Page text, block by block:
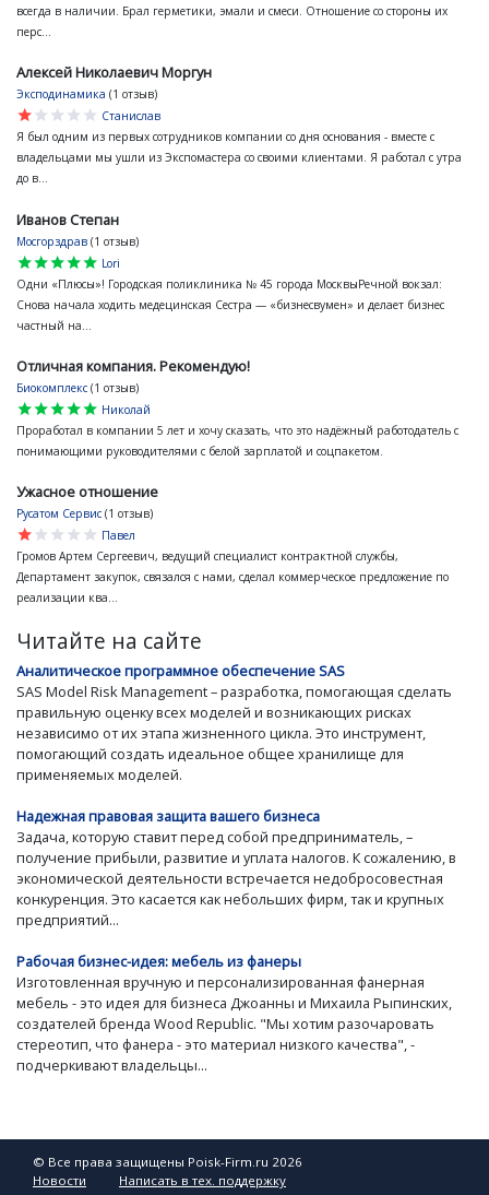
всегда в наличии. Брал герметики, эмали и смеси. Отношение со стороны их
перс...
Алексей Николаевич Моргун
Эксподинамика (1 отзыв)
star
star
star
star
star
Станислав
Я был одним из первых сотрудников компании со дня основания - вместе с
владельцами мы ушли из Экспомастера со своими клиентами. Я работал с утра
до в...
Иванов Степан
Мосгорздрав (1 отзыв)
star
star
star
star
star
Lori
Одни «Плюсы»! Городская поликлиника № 45 города МосквыРечной вокзал:
Снова начала ходить медецинская Сестра — «бизнесвумен» и делает бизнес
частный на...
Отличная компания. Рекомендую!
Биокомплекс (1 отзыв)
star
star
star
star
star
Николай
Проработал в компании 5 лет и хочу сказать, что это надёжный работодатель с
понимающими руководителями с белой зарплатой и соцпакетом.
Ужасное отношение
Русатом Сервис (1 отзыв)
star
star
star
star
star
Павел
Громов Артем Сергеевич, ведущий специалист контрактной службы,
Департамент закупок, связался с нами, сделал коммерческое предложение по
реализации ква...
Читайте на сайте
Аналитическое программное обеспечение SAS
SAS Model Risk Management – разработка, помогающая сделать
правильную оценку всех моделей и возникающих рисках
независимо от их этапа жизненного цикла. Это инструмент,
помогающий создать идеальное общее хранилище для
применяемых моделей.
Надежная правовая защита вашего бизнеса
Задача, которую ставит перед собой предприниматель, –
получение прибыли, развитие и уплата налогов. К сожалению, в
экономической деятельности встречается недобросовестная
конкуренция. Это касается как небольших фирм, так и крупных
предприятий...
Рабочая бизнес-идея: мебель из фанеры
Изготовленная вручную и персонализированная фанерная
мебель - это идея для бизнеса Джоанны и Михаила Рыпинских,
создателей бренда Wood Republic. "Мы хотим разочаровать
стереотип, что фанера - это материал низкого качества", -
подчеркивают владельцы...
© Все права защищены Poisk-Firm.ru 2026
Новости
Написать в тех. поддержку